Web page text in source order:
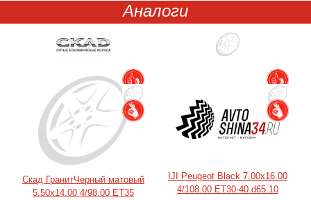
Аналоги
Скад ГранитЧерный матовый
5.50x14.00 4/98.00 ET35
IJI Peugeot Black 7.00x16.00
4/108.00 ET30-40 d65.10